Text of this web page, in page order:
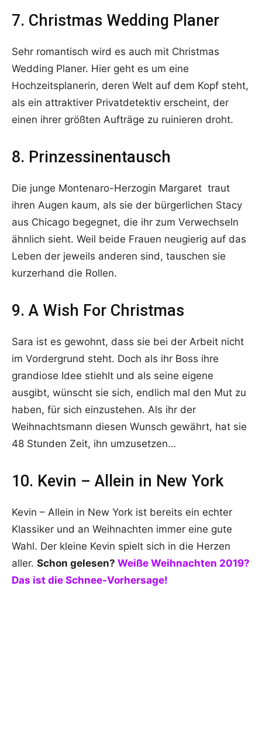
7. Christmas Wedding Planer
Sehr romantisch wird es auch mit Christmas
Wedding Planer. Hier geht es um eine
Hochzeitsplanerin, deren Welt auf dem Kopf steht,
als ein attraktiver Privatdetektiv erscheint, der
einen ihrer größten Aufträge zu ruinieren droht.
8. Prinzessinentausch
Die junge Montenaro-Herzogin Margaret traut
ihren Augen kaum, als sie der bürgerlichen Stacy
aus Chicago begegnet, die ihr zum Verwechseln
ähnlich sieht. Weil beide Frauen neugierig auf das
Leben der jeweils anderen sind, tauschen sie
kurzerhand die Rollen.
9. A Wish For Christmas
Sara ist es gewohnt, dass sie bei der Arbeit nicht
im Vordergrund steht. Doch als ihr Boss ihre
grandiose Idee stiehlt und als seine eigene
ausgibt, wünscht sie sich, endlich mal den Mut zu
haben, für sich einzustehen. Als ihr der
Weihnachtsmann diesen Wunsch gewährt, hat sie
48 Stunden Zeit, ihn umzusetzen…
10. Kevin – Allein in New York
Kevin – Allein in New York ist bereits ein echter
Klassiker und an Weihnachten immer eine gute
Wahl. Der kleine Kevin spielt sich in die Herzen
aller. Schon gelesen? Weiße Weihnachten 2019?
Das ist die Schnee-Vorhersage!